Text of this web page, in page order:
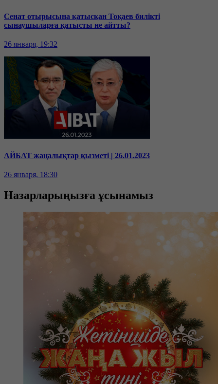
Сенат отырысына қатысқан Тоқаев билікті
сынаушыларға қатысты не айтты?
26 января, 19:32
АЙБАТ жаңалықтар қызметі | 26.01.2023
26 января, 18:30
Назарларыңызға ұсынамыз